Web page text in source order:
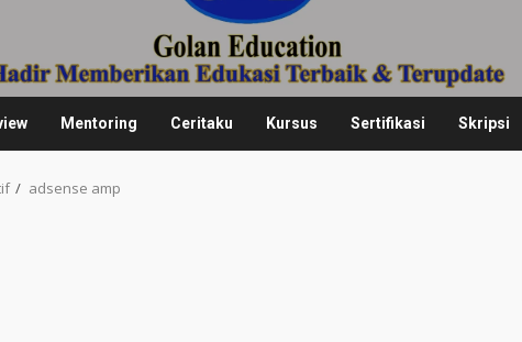
Mentoring Ceritaku Kursus Sertifikasi Skripsi
adsense amp